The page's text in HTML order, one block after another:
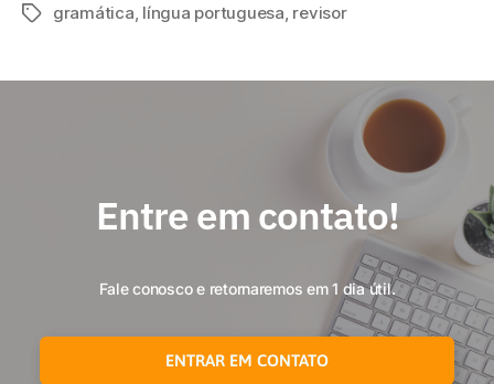
gramática, língua portuguesa, revisor
Entre em contato!
Fale conosco e retornaremos em 1 dia útil.
ENTRAR EM CONTATO